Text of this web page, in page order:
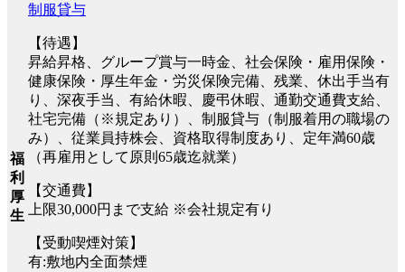
福
利
厚
生
制服貸与
【待遇】
昇給昇格、グループ賞与一時金、社会保険・雇用保険・
健康保険・厚生年金・労災保険完備、残業、休出手当有
り、深夜手当、有給休暇、慶弔休暇、通勤交通費支給、
社宅完備（※規定あり）、制服貸与（制服着用の職場の
み）、従業員持株会、資格取得制度あり、定年満60歳
（再雇用として原則65歳迄就業）
【交通費】
上限30,000円まで支給 ※会社規定有り
【受動喫煙対策】
有:敷地内全面禁煙